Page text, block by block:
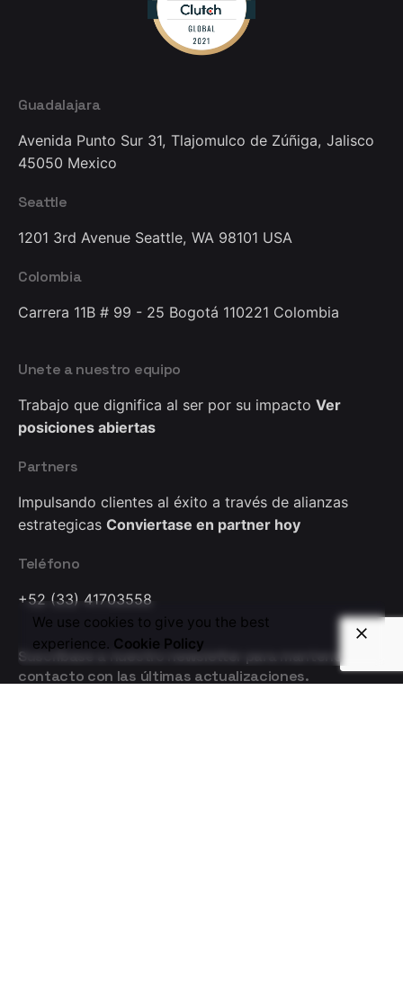
Guadalajara
Avenida Punto Sur 31, Tlajomulco de Zúñiga, Jalisco
45050 Mexico
Seattle
1201 3rd Avenue Seattle, WA 98101 USA
Colombia
Carrera 11B # 99 - 25 Bogotá 110221 Colombia
Unete a nuestro equipo
Trabajo que dignifica al ser por su impacto Ver
posiciones abiertas
Partners
Impulsando clientes al éxito a través de alianzas
estrategicas Conviertase en partner hoy
Teléfono
+52 (33) 41703558
Suscríbase a nuestro newsletter para mantenerse en
contacto con las últimas actualizaciones.
We use cookies to give you the best
experience. Cookie Policy